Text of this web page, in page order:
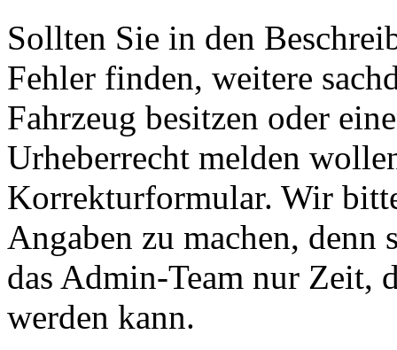
Sollten Sie in den
Fehler finden, weitere
Fahrzeug besitzen oder
Urheberrecht melden
Korrekturformular. Wir
Angaben zu machen,
das Admin-Team nur Zeit,
werden kann.